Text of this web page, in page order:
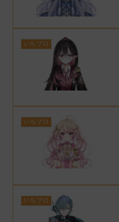
いちプロ
いちプロ
いちプロ